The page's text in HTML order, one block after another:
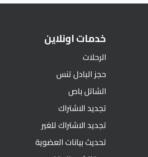
خدمات اونلاين
الرحلات
حجز البادل تنس
الشاتل باص
تجديد الاشتراك
تجديد الاشتراك للغير
تحديث بيانات العضوية